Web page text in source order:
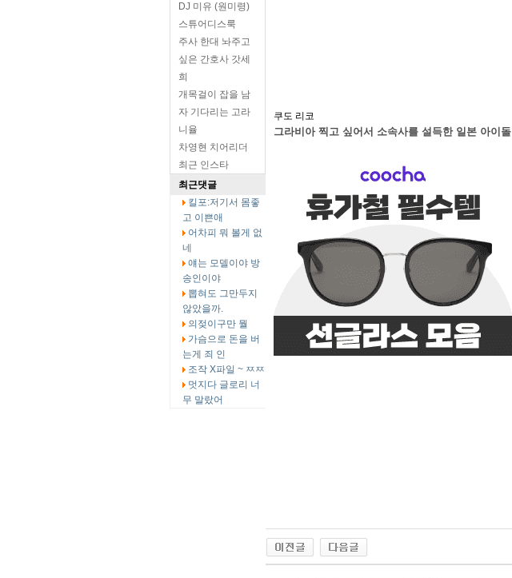
DJ 미유 (원미령)
스튜어디스룩
주사 한대 놔주고
싶은 간호사 갓세
희
개목걸이 잡을 남
자 기다리는 고라
니율
차영현 치어리더
최근 인스타
최근댓글
킬포:저기서 몸좋
고 이쁜애
어차피 뭐 볼게 없
네
얘는 모델이야 방
송인이야
뽑혀도 그만두지
않았을까.
의젖이구만 뭘
가슴으로 돈을 버
는게 죄 인
조작 X파일 ~ ㅉㅉ
멋지다 글로리 너
무 말랐어
쿠도 리코
그라비아 찍고 싶어서 소속사를 설득한 일본 아이돌